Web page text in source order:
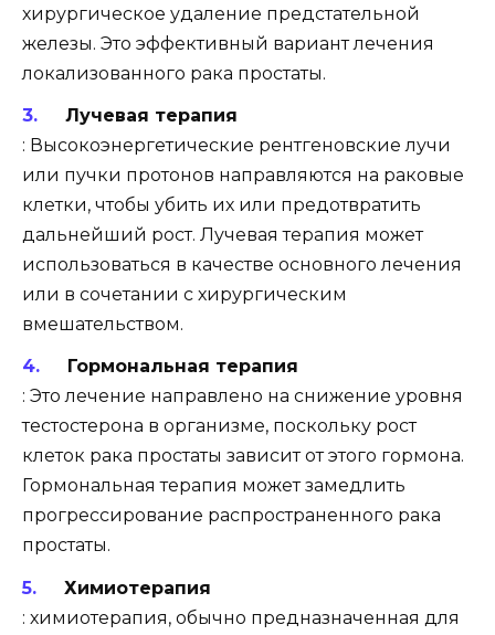
хирургическое удаление предстательной
железы. Это эффективный вариант лечения
локализованного рака простаты.
Лучевая терапия
: Высокоэнергетические рентгеновские лучи
или пучки протонов направляются на раковые
клетки, чтобы убить их или предотвратить
дальнейший рост. Лучевая терапия может
использоваться в качестве основного лечения
или в сочетании с хирургическим
вмешательством.
Гормональная терапия
: Это лечение направлено на снижение уровня
тестостерона в организме, поскольку рост
клеток рака простаты зависит от этого гормона.
Гормональная терапия может замедлить
прогрессирование распространенного рака
простаты.
Химиотерапия
: химиотерапия, обычно предназначенная для